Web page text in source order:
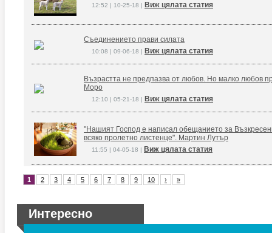
12:52 | 10-25-18 | Виж цялата статия
Съединението прави силата
10:08 | 09-06-18 | Виж цялата статия
Възрастта не предпазва от любов. Но малко любов
Моро
12:10 | 05-21-18 | Виж цялата статия
"Нашият Господ е написал обещанието за
всяко пролетно листенце". Мартин Лутър
11:55 | 04-05-18 | Виж цялата статия
1 2 3 4 5 6 7 8 9 10 › »
Интересно